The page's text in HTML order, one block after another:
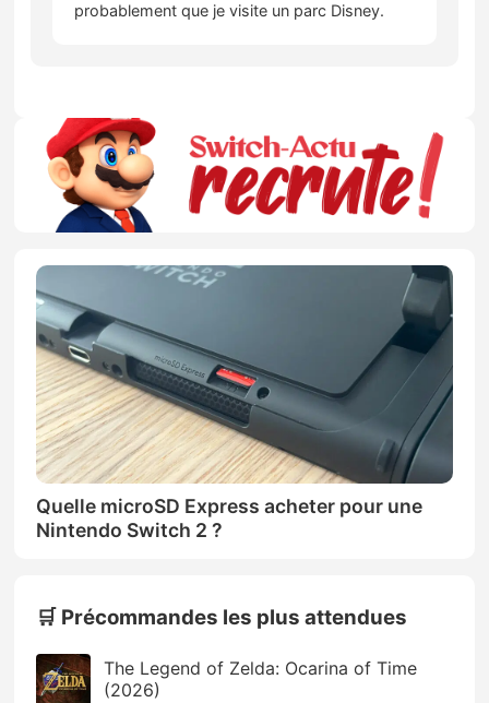
probablement que je visite un parc Disney.
Quelle microSD Express acheter pour une
Nintendo Switch 2 ?
🛒 Précommandes les plus attendues
The Legend of Zelda: Ocarina of Time
(2026)